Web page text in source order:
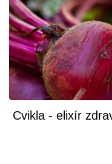
Cvikla - elixír